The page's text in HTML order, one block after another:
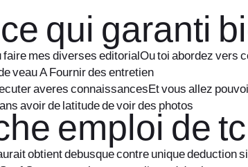
qui garanti
mes diverses editorialOu toi abordez vers
veau A Fournir des entretien
averes connaissancesEt vous allez
avoir de latitude de voir des photos
emploi de
obtient debusque contre unique deduction